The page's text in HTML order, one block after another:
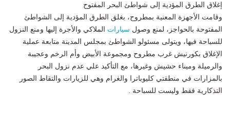
إغلاق الطرق المؤدية إلى شواطئ البحر المفتوح
وقامت الأجهزة المعنية بمطروح، بغلق الطرق المؤدية إلى الشواطئ
المفتوحة بالحواجز، لمنع وصول سيارات الملاكي والأجرة إليها ومنع النزول
للسباحة فيها، ويتولى مسئولو الشواطئ بمجلس المدينة متابعة عملية
الإغلاق بكورنيش غرب مطروح ومجموعة الأبيض وأم الرخم وعجيبة
والرميلة وميناء حشيش وغيرها، مع التأكيد علي عدم نزول البحر
بالمزارات في منطقتي كليوباترا والغرام وهي للزيارات والتقاط الصور
التذكارية فقط وليست للسباحة .